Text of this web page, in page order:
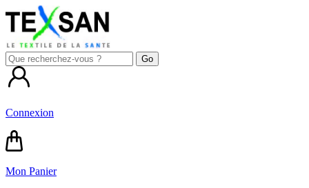
Connexion
Mon Panier